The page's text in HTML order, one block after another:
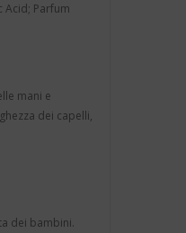
Acid; Parfum
mani e
dei capelli,
dei bambini.